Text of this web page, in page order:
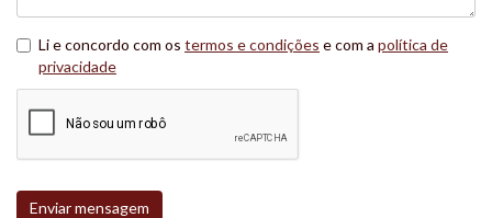
Li e concordo com os termos e condições e com a política de
privacidade
Enviar mensagem